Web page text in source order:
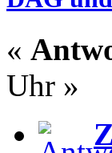
«
Uhr »